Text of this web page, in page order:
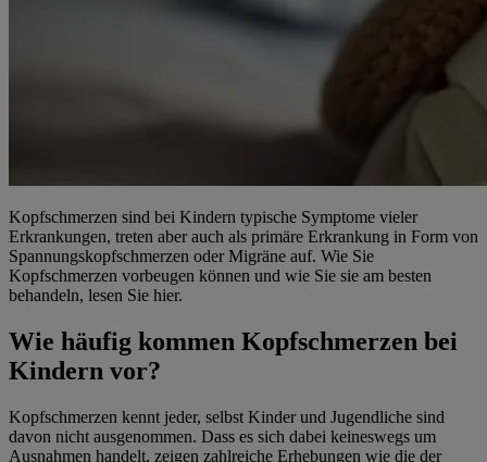
Kopfschmerzen sind bei Kindern typische Symptome vieler
Erkrankungen, treten aber auch als primäre Erkrankung in Form von
Spannungskopfschmerzen oder Migräne auf. Wie Sie
Kopfschmerzen vorbeugen können und wie Sie sie am besten
behandeln, lesen Sie hier.
Wie häufig kommen Kopfschmerzen bei
Kindern vor?
Kopfschmerzen kennt jeder, selbst Kinder und Jugendliche sind
davon nicht ausgenommen. Dass es sich dabei keineswegs um
Ausnahmen handelt, zeigen zahlreiche Erhebungen wie die der